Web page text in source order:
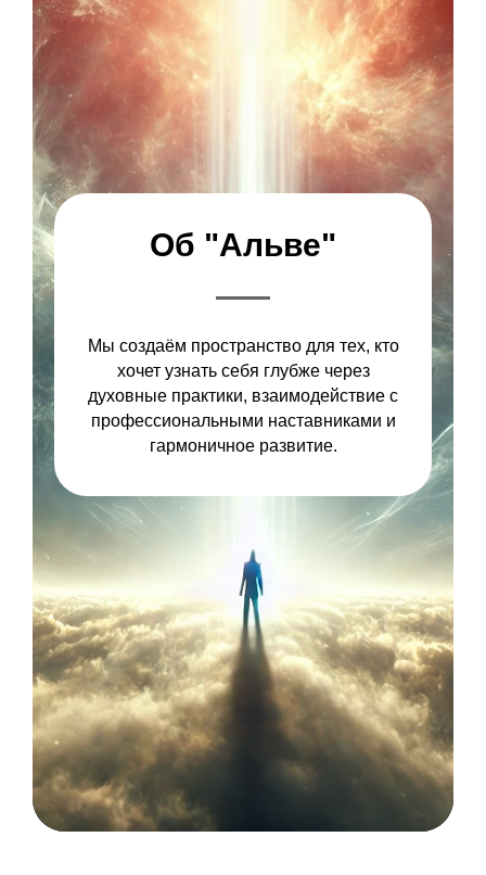
Об "Альве"
Мы создаём пространство для тех, кто
хочет узнать себя глубже через
духовные практики, взаимодействие с
профессиональными наставниками и
гармоничное развитие.